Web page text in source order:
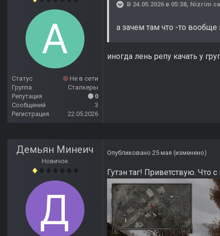
Статус
Не в сети
Группа
Сталкеры
Репутация
0
Сообщений
3
Регистрация
22.05.2026
В 24.05.2026 в 05:38, Nizrim
а зачем там что -то вообще
иногда лень репу качать у
Демьян Минеич
Новичок
Опубликовано 25 мая (изменено)
Гутэн таг! Приветствую. Что